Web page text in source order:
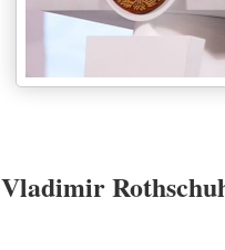
Vladimir